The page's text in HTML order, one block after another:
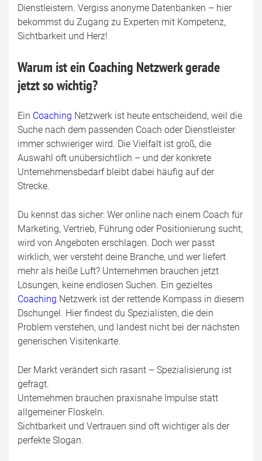
Dienstleistern. Vergiss anonyme Datenbanken – hier
bekommst du Zugang zu Experten mit Kompetenz,
Sichtbarkeit und Herz!
Warum ist ein Coaching Netzwerk gerade
jetzt so wichtig?
Ein Coaching Netzwerk ist heute entscheidend, weil die
Suche nach dem passenden Coach oder Dienstleister
immer schwieriger wird. Die Vielfalt ist groß, die
Auswahl oft unübersichtlich – und der konkrete
Unternehmensbedarf bleibt dabei häufig auf der
Strecke.
Du kennst das sicher: Wer online nach einem Coach für
Marketing, Vertrieb, Führung oder Positionierung sucht,
wird von Angeboten erschlagen. Doch wer passt
wirklich, wer versteht deine Branche, und wer liefert
mehr als heiße Luft? Unternehmen brauchen jetzt
Lösungen, keine endlosen Suchen. Ein gezieltes
Coaching Netzwerk ist der rettende Kompass in diesem
Dschungel. Hier findest du Spezialisten, die dein
Problem verstehen, und landest nicht bei der nächsten
generischen Visitenkarte.
Der Markt verändert sich rasant – Spezialisierung ist
gefragt.
Unternehmen brauchen praxisnahe Impulse statt
allgemeiner Floskeln.
Sichtbarkeit und Vertrauen sind oft wichtiger als der
perfekte Slogan.